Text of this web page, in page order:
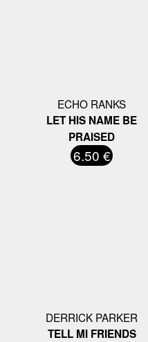
ECHO RANKS
LET HIS NAME BE
PRAISED
6.50 €
DERRICK PARKER
TELL MI FRIENDS